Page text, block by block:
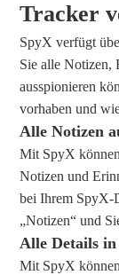
Tracker
SpyX verfügt
Sie alle Notizen,
ausspionieren
vorhaben und
Alle Notizen
Mit SpyX
Notizen und
bei Ihrem SpyX-
„Notizen“ und
Alle Details in
Mit SpyX